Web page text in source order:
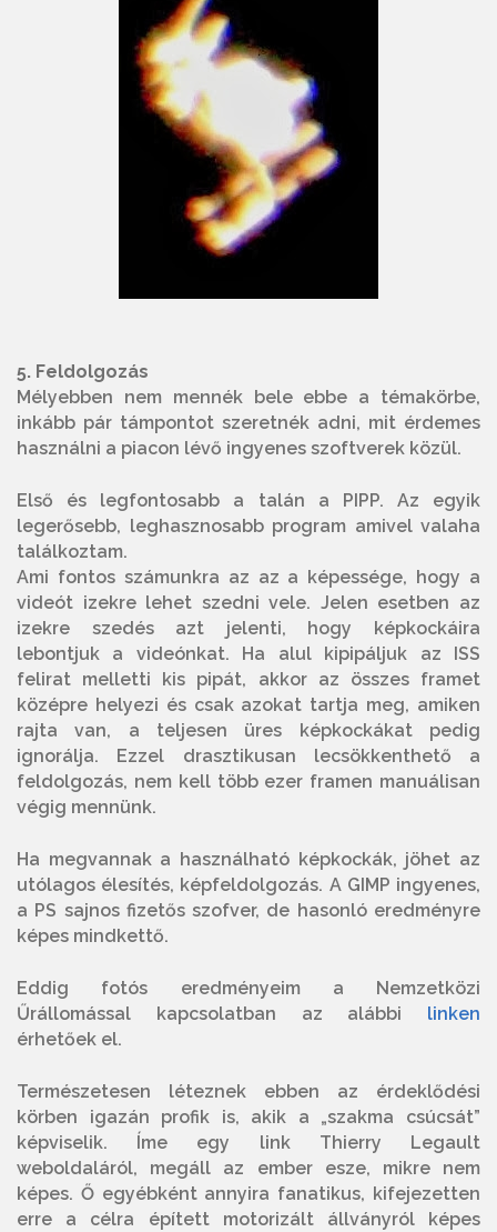
5. Feldolgozás
Mélyebben nem mennék bele ebbe a témakörbe,
inkább pár támpontot szeretnék adni, mit érdemes
használni a piacon lévő ingyenes szoftverek közül.
Első és legfontosabb a talán a PIPP. Az egyik
legerősebb, leghasznosabb program amivel valaha
találkoztam.
Ami fontos számunkra az az a képessége, hogy a
videót izekre lehet szedni vele. Jelen esetben az
izekre szedés azt jelenti, hogy képkockáira
lebontjuk a videónkat. Ha alul kipipáljuk az ISS
felirat melletti kis pipát, akkor az összes framet
középre helyezi és csak azokat tartja meg, amiken
rajta van, a teljesen üres képkockákat pedig
ignorálja. Ezzel drasztikusan lecsökkenthető a
feldolgozás, nem kell több ezer framen manuálisan
végig mennünk.
Ha megvannak a használható képkockák, jöhet az
utólagos élesítés, képfeldolgozás. A GIMP ingyenes,
a PS sajnos fizetős szofver, de hasonló eredményre
képes mindkettő.
Eddig fotós eredményeim a Nemzetközi
Űrállomással kapcsolatban az alábbi linken
érhetőek el.
Természetesen léteznek ebben az érdeklődési
körben igazán profik is, akik a „szakma csúcsát”
képviselik. Íme egy link Thierry Legault
weboldaláról, megáll az ember esze, mikre nem
képes. Ő egyébként annyira fanatikus, kifejezetten
erre a célra épített motorizált állványról képes